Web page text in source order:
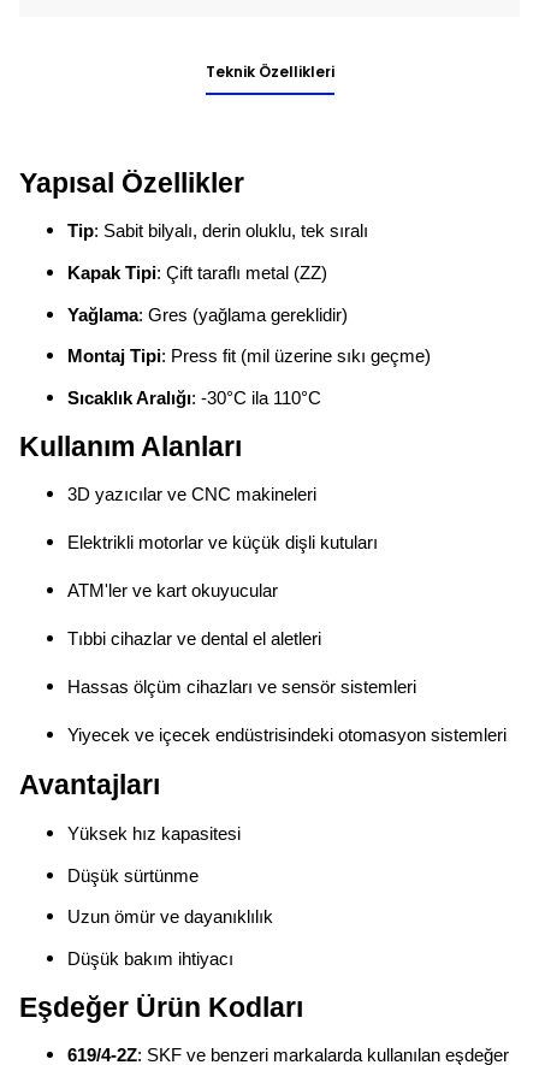
Teknik Özellikleri
Yapısal Özellikler
Tip: Sabit bilyalı, derin oluklu, tek sıralı
Kapak Tipi: Çift taraflı metal (ZZ)
Yağlama: Gres (yağlama gereklidir)
Montaj Tipi: Press fit (mil üzerine sıkı geçme)
Sıcaklık Aralığı: -30°C ila 110°C
Kullanım Alanları
3D yazıcılar ve CNC makineleri
Elektrikli motorlar ve küçük dişli kutuları
ATM'ler ve kart okuyucular
Tıbbi cihazlar ve dental el aletleri
Hassas ölçüm cihazları ve sensör sistemleri
Yiyecek ve içecek endüstrisindeki otomasyon sistemleri
Avantajları
Yüksek hız kapasitesi
Düşük sürtünme
Uzun ömür ve dayanıklılık
Düşük bakım ihtiyacı
Eşdeğer Ürün Kodları
619/4-2Z: SKF ve benzeri markalarda kullanılan eşdeğer